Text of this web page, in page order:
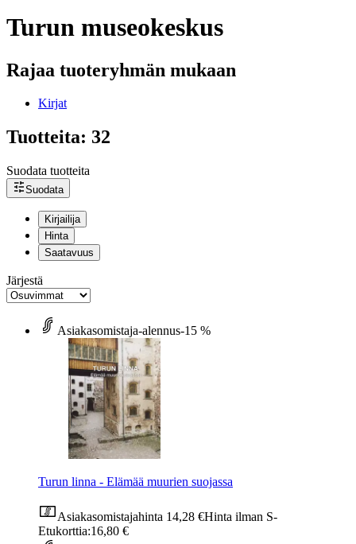
Turun museokeskus
Rajaa tuoteryhmän mukaan
Kirjat
Tuotteita: 32
Suodata tuotteita
Suodata
Kirjailija
Hinta
Saatavuus
Järjestä
Asiakasomistaja-alennus-15 %
Turun linna - Elämää muurien suojassa
Asiakasomistajahinta 14,28 €Hinta ilman S-
Etukorttia:16,80 €